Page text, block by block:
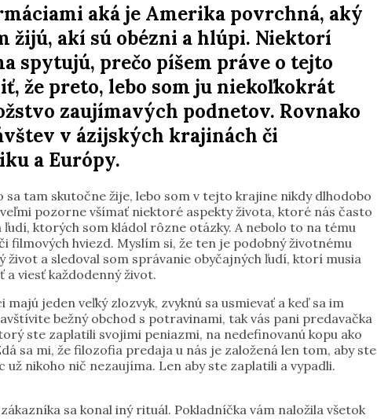
aká je Amerika povrchná, aký
žijú, akí sú obézni a hlúpi. Niektorí
spytujú, prečo píšem práve o tejto
že preto, lebo som ju niekoľkokrát
zaujímavých podnetov. Rovnako
v ázijských krajinách či
a Európy.
tam skutočne žije, lebo som v tejto krajine nikdy dlhodobo
pozorne všímať niektoré aspekty života, ktoré nás často
ktorých som kládol rôzne otázky. A nebolo to na tému
filmových hviezd. Myslím si, že ten je podobný životnému
život a sledoval som správanie obyčajných ľudí, ktorí musia
a viesť každodenný život.
jeden veľký zlozvyk, zvyknú sa usmievať a keď sa im
bežný obchod s potravinami, tak vás pani predavačka
ste zaplatili svojimi peniazmi, na nedefinovanú kopu ako
sa mi, že filozofia predaja u nás je založená len tom, aby ste
nikoho nič nezaujíma. Len aby ste zaplatili a vypadli.
sa konal iný rituál. Pokladníčka vám naložila všetok